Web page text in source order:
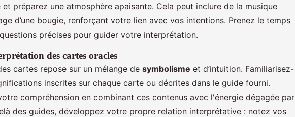
préparez une atmosphère apaisante. Cela peut inclure de la musique
d’une bougie, renforçant votre lien avec vos intentions. Prenez le temps
précises pour guider votre interprétation.
des cartes oracles
cartes repose sur un mélange de symbolisme et d’intuition. Familiarisez-
inscrites sur chaque carte ou décrites dans le guide fourni.
compréhension en combinant ces contenus avec l'énergie dégagée par
des guides, développez votre propre relation interprétative : notez vos